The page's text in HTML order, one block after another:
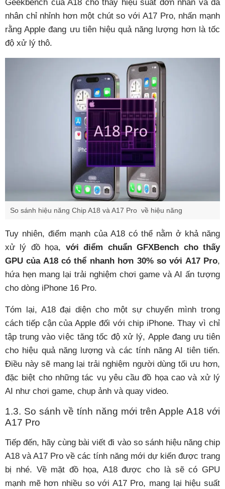
Geekbench của A18 cho thấy hiệu suất đơn nhân và đa
nhân chỉ nhỉnh hơn một chút so với A17 Pro, nhấn mạnh
rằng Apple đang ưu tiên hiệu quả năng lượng hơn là tốc
độ xử lý thô.
So sánh hiệu năng Chip A18 và A17 Pro về hiệu năng
Tuy nhiên, điểm mạnh của A18 có thể nằm ở khả năng
xử lý đồ họa, với điểm chuẩn GFXBench cho thấy
GPU của A18 có thể nhanh hơn 30% so với A17 Pro,
hứa hẹn mang lại trải nghiệm chơi game và AI ấn tượng
cho dòng iPhone 16 Pro.
Tóm lại, A18 đại diện cho một sự chuyển mình trong
cách tiếp cận của Apple đối với chip iPhone. Thay vì chỉ
tập trung vào việc tăng tốc độ xử lý, Apple đang ưu tiên
cho hiệu quả năng lượng và các tính năng AI tiên tiến.
Điều này sẽ mang lại trải nghiệm người dùng tối ưu hơn,
đặc biệt cho những tác vụ yêu cầu đồ họa cao và xử lý
AI như chơi game, chụp ảnh và quay video.
1.3. So sánh về tính năng mới trên Apple A18 với
A17 Pro
Tiếp đến, hãy cùng bài viết đi vào so sánh hiệu năng chip
A18 và A17 Pro về các tính năng mới dự kiến được trang
bị nhé. Về mặt đồ họa, A18 được cho là sẽ có GPU
mạnh mẽ hơn nhiều so với A17 Pro, mang lại hiệu suất